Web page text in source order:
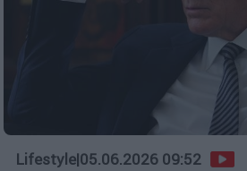
Lifestyle|05.06.2026 09:52